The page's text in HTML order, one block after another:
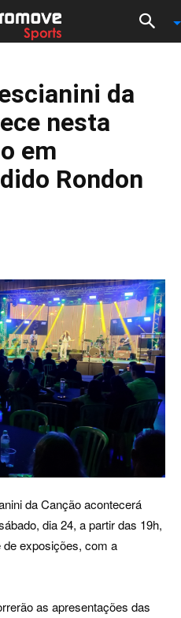
da
nesta
em
Rondon
da Canção acontecerá
dia 24, a partir das 19h,
de exposições, com a
as apresentações das